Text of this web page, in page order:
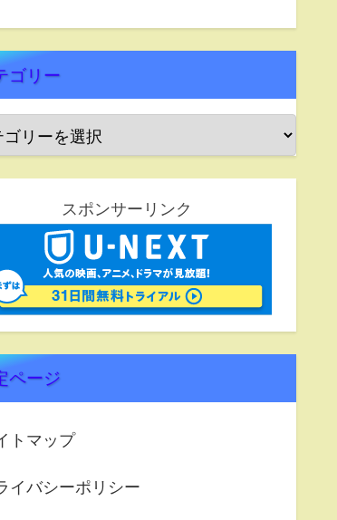
ゴリー
スポンサーリンク
ページ
トマップ
イバシーポリシー